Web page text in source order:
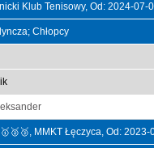
Klub Tenisowy, Od: 2024-07-
Chłopcy
MMKT Łęczyca, Od: